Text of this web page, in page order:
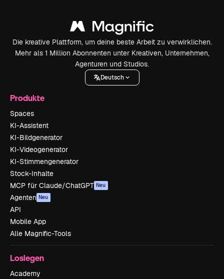
Die kreative Plattform, um deine beste Arbeit zu verwirklichen.
Mehr als 1 Million Abonnenten unter Kreativen, Unternehmen,
Agenturen und Studios.
Deutsch
Produkte
Spaces
KI-Assistent
KI-Bildgenerator
KI-Videogenerator
KI-Stimmengenerator
Stock-Inhalte
MCP für Claude/ChatGPT Neu
Agenten Neu
API
Mobile App
Alle Magnific-Tools
Loslegen
Academy